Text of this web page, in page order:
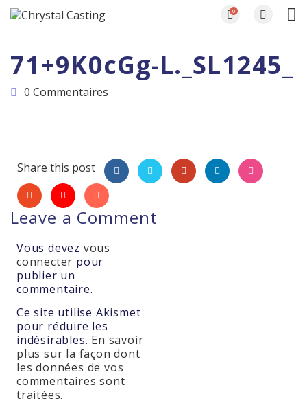
0
71+9K0cGg-L._SL1245_
0 Commentaires
Share this post
Leave a Comment
Vous devez vous
connecter pour
publier un
commentaire.
Ce site utilise Akismet
pour réduire les
indésirables. En savoir
plus sur la façon dont
les données de vos
commentaires sont
traitées.